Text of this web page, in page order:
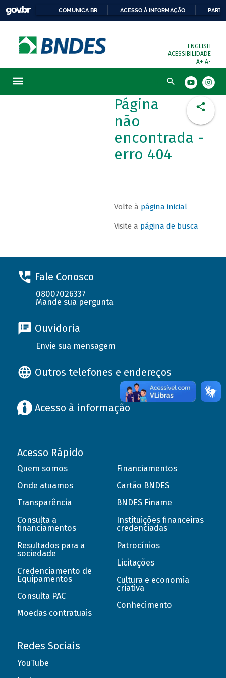
COMUNICA BR ACESSO À INFORMAÇÃO
ENGLISH
ACESSIBILIDADE
A+ A-
Busca
Página
não
encontrada -
erro 404
Volte à página inicial
Visite a página de busca
Fale Conosco
08007026337
Mande sua pergunta
Ouvidoria
Envie sua mensagem
Outros telefones e endereços
Acesso à informação
Acesso Rápido
Quem somos
Onde atuamos
Transparência
Consulta a
financiamentos
Resultados para a
sociedade
Credenciamento de
Equipamentos
Consulta PAC
Moedas contratuais
Financiamentos
Cartão BNDES
BNDES Finame
Instituições financeiras
credenciadas
Patrocínios
Licitações
Cultura e economia
criativa
Conhecimento
Redes Sociais
YouTube